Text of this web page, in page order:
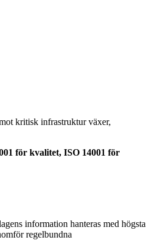
kritisk infrastruktur växer,
för kvalitet, ISO 14001 för
information hanteras med högsta
regelbundna